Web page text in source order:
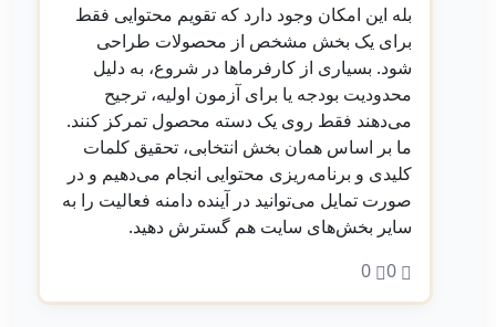
بله این امکان وجود دارد که تقویم محتوایی فقط
برای یک بخش مشخص از محصولات طراحی
شود. بسیاری از کارفرماها در شروع، به دلیل
محدودیت بودجه یا برای آزمون اولیه، ترجیح
می‌دهند فقط روی یک دسته محصول تمرکز کنند.
ما بر اساس همان بخش انتخابی، تحقیق کلمات
کلیدی و برنامه‌ریزی محتوایی انجام می‌دهیم و در
صورت تمایل می‌توانید در آینده دامنه فعالیت را به
سایر بخش‌های سایت هم گسترش دهید.
0
0